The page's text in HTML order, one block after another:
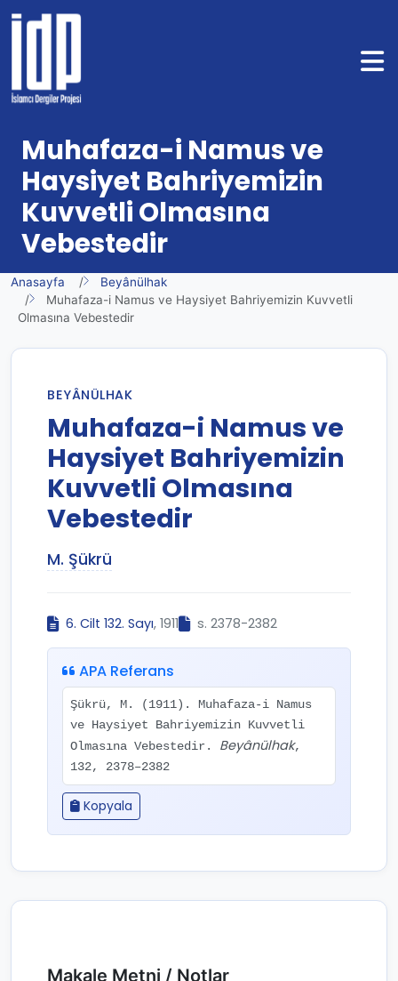
Muhafaza-i Namus ve
Haysiyet Bahriyemizin
Kuvvetli Olmasına
Vebestedir
Anasayfa
Beyânülhak
Muhafaza-i Namus ve Haysiyet Bahriyemizin Kuvvetli
Olmasına Vebestedir
BEYÂNÜLHAK
Muhafaza-i Namus ve
Haysiyet Bahriyemizin
Kuvvetli Olmasına
Vebestedir
M. Şükrü
6. Cilt 132. Sayı, 1911 s. 2378-2382
APA Referans
Şükrü, M. (1911). Muhafaza-i Namus
ve Haysiyet Bahriyemizin Kuvvetli
Olmasına Vebestedir. Beyânülhak,
132, 2378–2382
Kopyala
Makale Metni / Notlar